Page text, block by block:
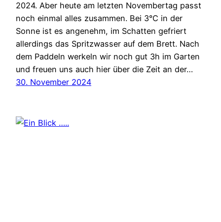
2024. Aber heute am letzten Novembertag passt
noch einmal alles zusammen. Bei 3°C in der
Sonne ist es angenehm, im Schatten gefriert
allerdings das Spritzwasser auf dem Brett. Nach
dem Paddeln werkeln wir noch gut 3h im Garten
und freuen uns auch hier über die Zeit an der…
30. November 2024